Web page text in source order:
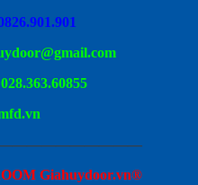
Giahuydoor.vn®